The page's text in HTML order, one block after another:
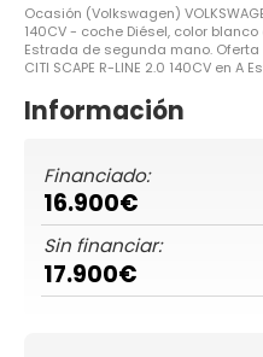
Ocasión (Volkswagen)
140CV - coche Diésel, color
Estrada de segunda mano. Oferta
CITI SCAPE R-LINE 2.0 140CV en A
Información
Financiado:
16.900€
Sin financiar:
17.900€